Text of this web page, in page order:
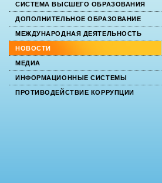
СИСТЕМА ВЫСШЕГО ОБРАЗОВАНИЯ
ДОПОЛНИТЕЛЬНОЕ ОБРАЗОВАНИЕ
МЕЖДУНАРОДНАЯ ДЕЯТЕЛЬНОСТЬ
НОВОСТИ
МЕДИА
ИНФОРМАЦИОННЫЕ СИСТЕМЫ
ПРОТИВОДЕЙСТВИЕ КОРРУПЦИИ